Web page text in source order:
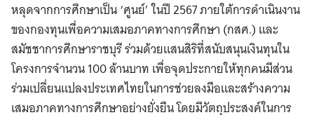
หลุดจากการศึกษาเป็น ‘ศูนย์’ ในปี 2567 ภายใต้การดำเนินงาน
ของกองทุนเพื่อความเสมอภาคทางการศึกษา (กสศ.) และ
สมัชชาการศึกษาราชบุรี ร่วมด้วยแสนสิริที่สนับสนุนเงินทุนใน
โครงการจำนวน 100 ล้านบาท เพื่อจุดประกายให้ทุกคนมีส่วน
ร่วมเปลี่ยนแปลงประเทศไทยในการช่วยลงมือและสร้างความ
เสมอภาคทางการศึกษาอย่างยั่งยืน โดยมีวัตถุประสงค์ในการ